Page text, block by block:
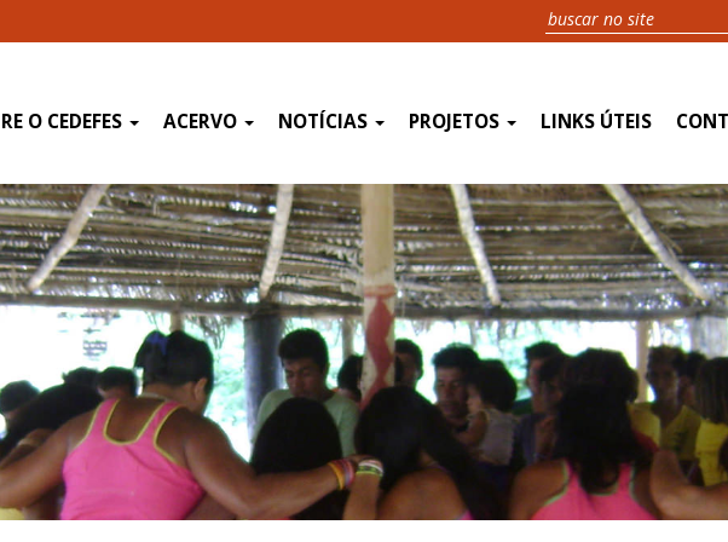
O CEDEFES ACERVO NOTÍCIAS PROJETOS LINKS ÚTEIS